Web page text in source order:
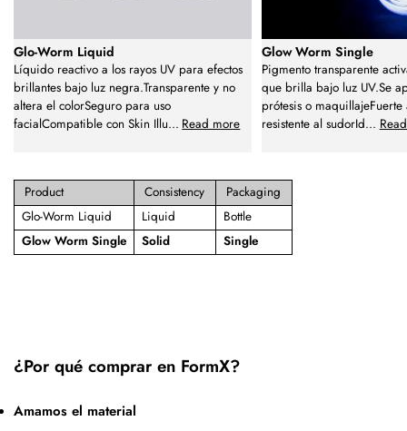
Glo-Worm Liquid
Líquido reactivo a los rayos UV para efectos
brillantes bajo luz negra.Transparente y no
altera el colorSeguro para uso
facialCompatible con Skin Illu... Read more
Glow Worm Single
Pigmento transparente
que brilla bajo luz UV.Se
prótesis o
resistente al sudorId...
Product Consistency
Packaging
Glo-Worm Liquid
Liquid
Bottle
Glow Worm Single
Solid Single
¿Por qué comprar en FormX?
Amamos el material